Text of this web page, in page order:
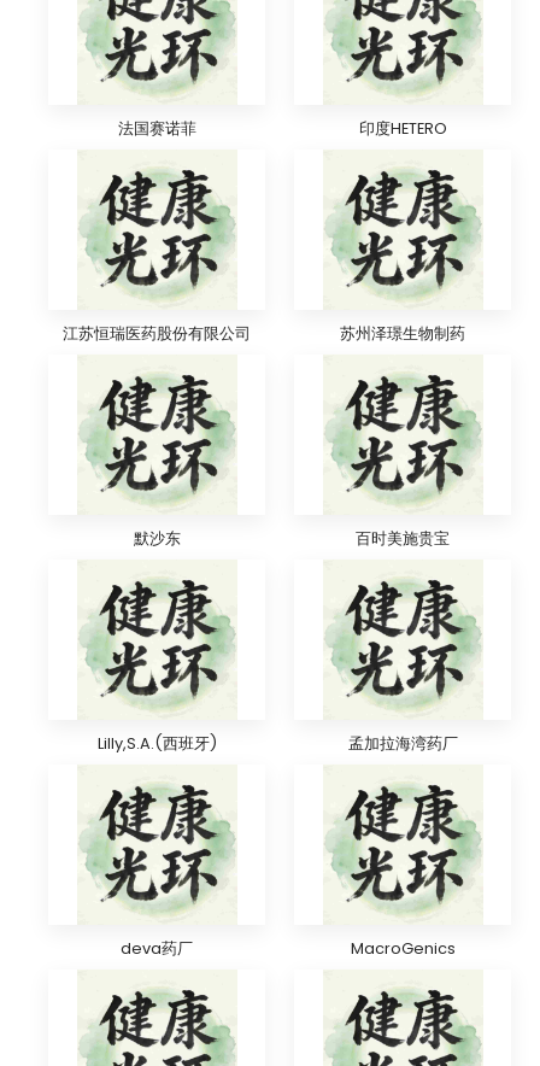
法国赛诺菲 印度HETERO
江苏恒瑞医药股份有限公司 苏州泽璟生物制药
默沙东 百时美施贵宝
Lilly,S.A.(西班牙) 孟加拉海湾药厂
deva药厂 MacroGenics